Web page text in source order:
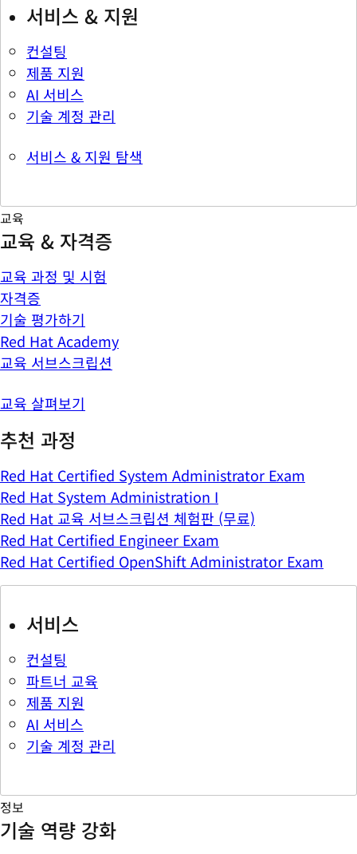
서비스 & 지원
컨설팅
제품 지원
AI 서비스
기술 계정 관리
서비스 & 지원 탐색
교육
교육 & 자격증
교육 과정 및 시험
자격증
기술 평가하기
Red Hat Academy
교육 서브스크립션
교육 살펴보기
추천 과정
Red Hat Certified System Administrator Exam
Red Hat System Administration I
Red Hat 교육 서브스크립션 체험판 (무료)
Red Hat Certified Engineer Exam
Red Hat Certified OpenShift Administrator Exam
서비스
컨설팅
파트너 교육
제품 지원
AI 서비스
기술 계정 관리
정보
기술 역량 강화